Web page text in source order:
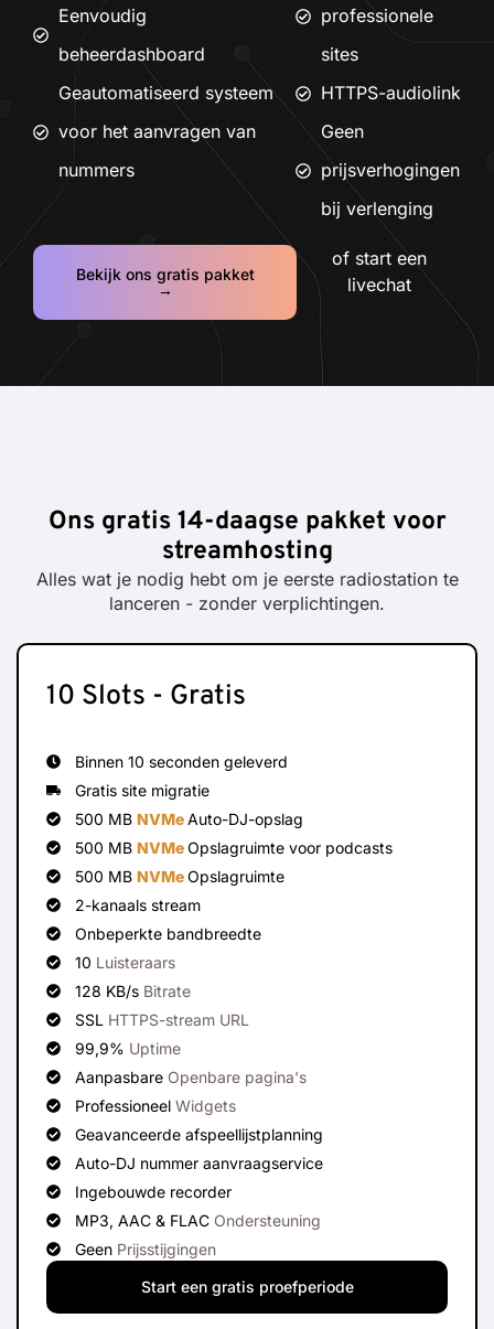
Eenvoudig
beheerdashboard
Geautomatiseerd systeem
voor het aanvragen van
nummers
professionele
sites
HTTPS-audiolink
Geen
prijsverhogingen
bij verlenging
Bekijk ons gratis pakket
→
of start een
livechat
Ons gratis 14-daagse pakket voor
streamhosting
Alles wat je nodig hebt om je eerste radiostation te
lanceren - zonder verplichtingen.
10 Slots - Gratis
Binnen 10 seconden geleverd
Gratis site migratie
500 MBNVMeAuto-DJ-opslag
500 MBNVMeOpslagruimte voor podcasts
500 MBNVMeOpslagruimte
2-kanaals stream
Onbeperkte bandbreedte
10 Luisteraars
128 KB/s Bitrate
SSL HTTPS-stream URL
99,9% Uptime
Aanpasbare Openbare pagina's
ProfessioneelWidgets
Geavanceerde afspeellijstplanning
Auto-DJ nummer aanvraagservice
Ingebouwde recorder
MP3, AAC & FLAC Ondersteuning
Geen Prijsstijgingen
Start een gratis proefperiode